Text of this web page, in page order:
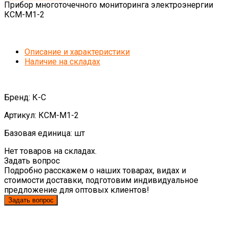
Прибор многоточечного мониторинга электроэнергии
КСМ-М1-2
Описание и характеристики
Наличие на складах
Бренд: К-С
Артикул: КСМ-М1-2
Базовая единица: шт
Нет товаров на складах.
Задать вопрос
Подробно расскажем о наших товарах, видах и
стоимости доставки, подготовим индивидуальное
предложение для оптовых клиентов!
Задать вопрос